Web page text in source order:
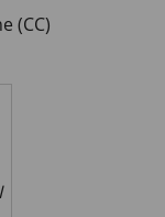
(CC)